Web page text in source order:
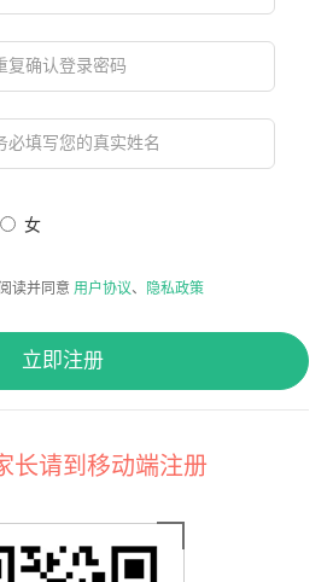
女
读并同意 用户协议、 隐私政策
立即注册
长请到移动端注册